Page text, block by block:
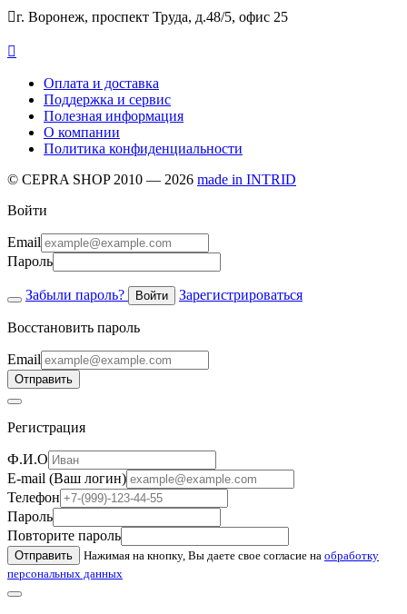
г. Воронеж, проспект Труда, д.48/5, офис 25

Оплата и доставка
Поддержка и сервис
Полезная информация
О компании
Политика конфиденциальности
© CEPRA SHOP 2010 — 2026 made in INTRID
Войти
Email
Пароль
Забыли пароль? Войти Зарегистрироваться
Восстановить пароль
Email
Отправить
Регистрация
Ф.И.О
E-mail (Ваш логин)
Телефон
Пароль
Повторите пароль
Отправить Нажимая на кнопку, Вы даете свое согласие на обработку
персональных данных